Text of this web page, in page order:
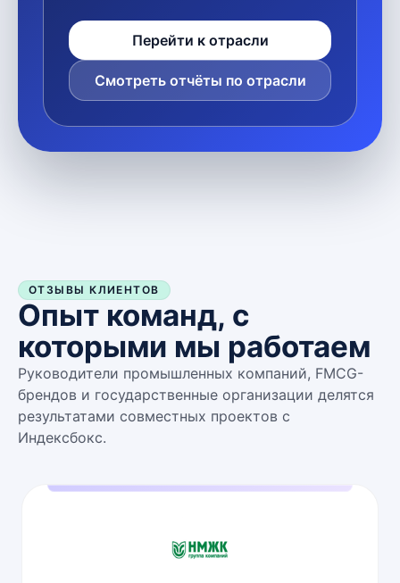
Перейти к отрасли
Смотреть отчёты по отрасли
ОТЗЫВЫ КЛИЕНТОВ
Опыт команд, с
которыми мы работаем
Руководители промышленных компаний, FMCG-
брендов и государственные организации делятся
результатами совместных проектов с
Индексбокс.